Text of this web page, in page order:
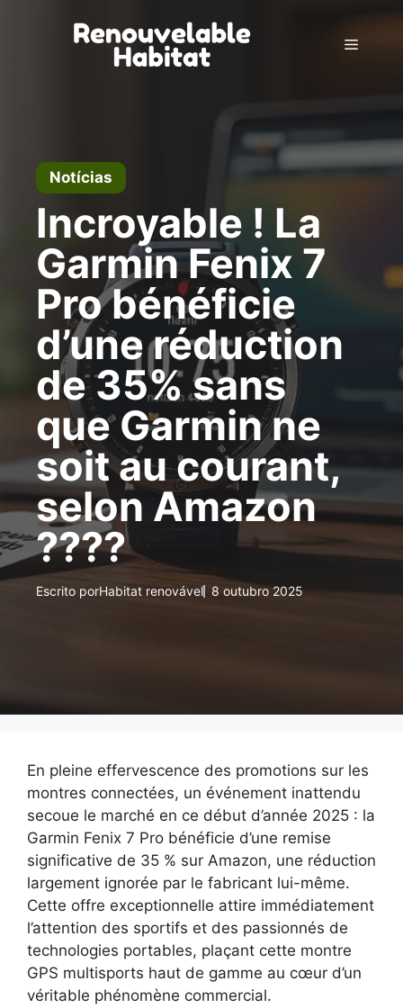
Menu
Notícias
Incroyable ! La
Garmin Fenix 7
Pro bénéficie
d’une réduction
de 35% sans
que Garmin ne
soit au courant,
selon Amazon
????
Escrito porHabitat renovável 8 outubro 2025
En pleine effervescence des promotions sur les
montres connectées, un événement inattendu
secoue le marché en ce début d’année 2025 : la
Garmin Fenix 7 Pro bénéficie d’une remise
significative de 35 % sur Amazon, une réduction
largement ignorée par le fabricant lui-même.
Cette offre exceptionnelle attire immédiatement
l’attention des sportifs et des passionnés de
technologies portables, plaçant cette montre
GPS multisports haut de gamme au cœur d’un
véritable phénomène commercial.